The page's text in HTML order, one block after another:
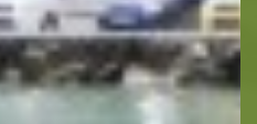
Ελεύθερη Κατάδυση
Καταδύσεις